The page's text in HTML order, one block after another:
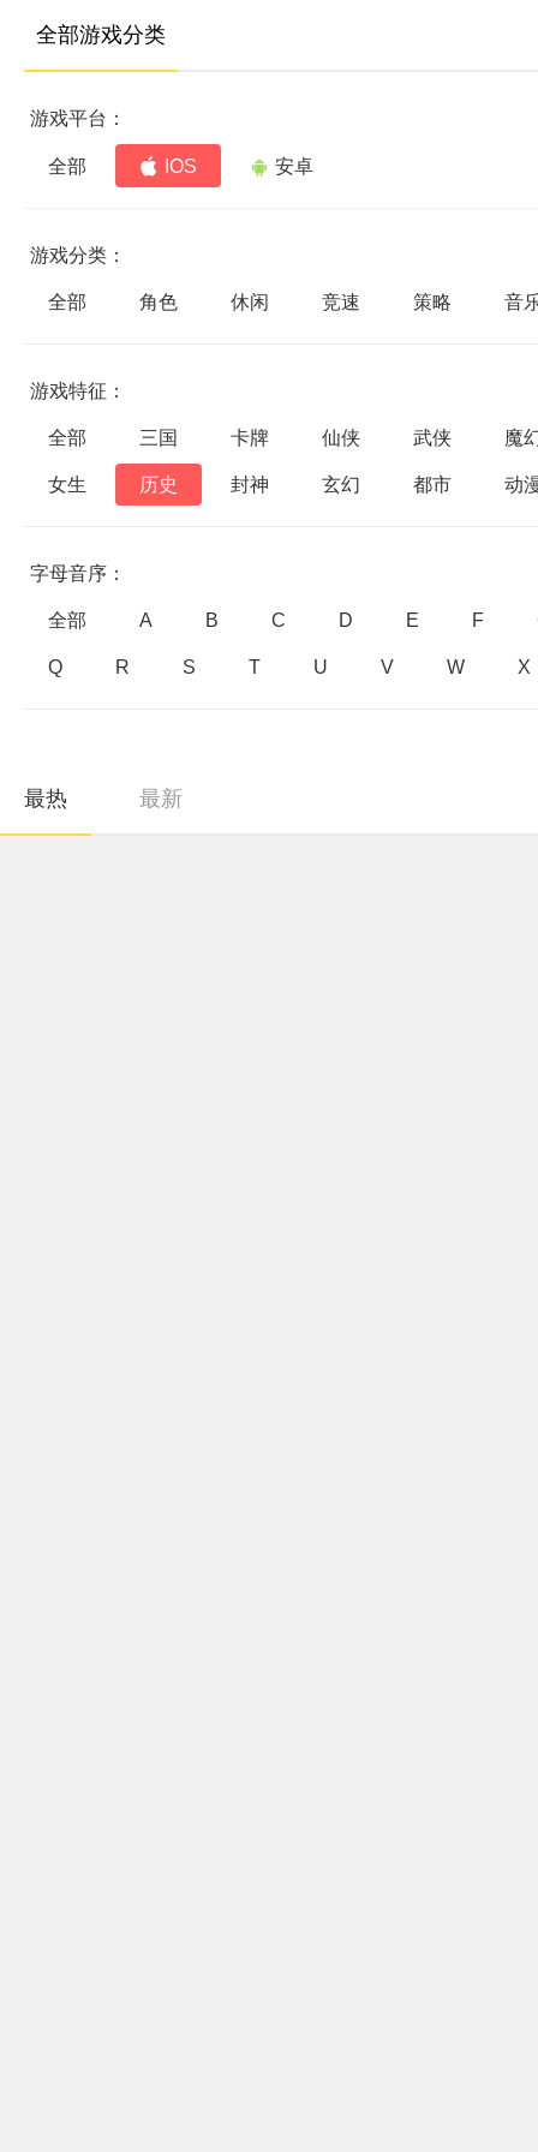
全部游戏分类
游戏平台：
全部 IOS 安卓
游戏分类：
全部 角色 休闲 竞速 策略 音
游戏特征：
全部 三国 卡牌 仙侠 武侠 魔
女生 历史 封神 玄幻 都市 动
字母音序：
全部 A B C D E F
Q R S T U V W X
最热 最新